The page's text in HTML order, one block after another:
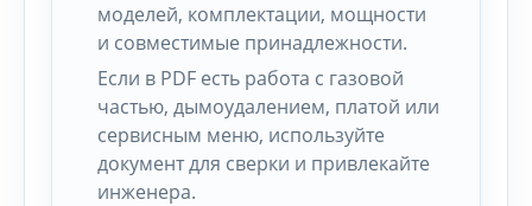
моделей, комплектации, мощности
и совместимые принадлежности.
Если в PDF есть работа с газовой
частью, дымоудалением, платой или
сервисным меню, используйте
документ для сверки и привлекайте
инженера.